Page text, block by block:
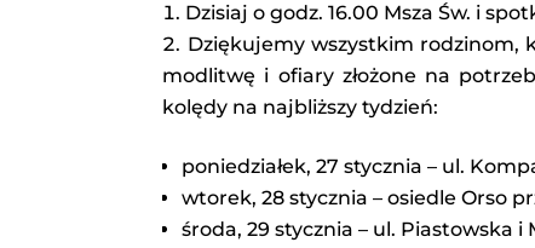
Dzisiaj o godz. 16.00 Msza Św. i
Dziękujemy wszystkim rodzinom,
modlitwę i ofiary złożone na
kolędy na najbliższy tydzień:
poniedziałek, 27 stycznia – ul.
wtorek, 28 stycznia – osiedle Orso
środa, 29 stycznia – ul. Piastowska i